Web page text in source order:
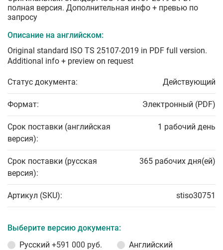
полная версия. Дополнительная инфо + превью по
запросу
Описание на английском:
Original standard ISO TS 25107-2019 in PDF full version.
Additional info + preview on request
Статус документа: Действующий
Формат: Электронный (PDF)
Срок поставки (английская
версия):
1 рабочий день
Срок поставки (русская
версия):
365 рабочих дня(ей)
Артикул (SKU): stiso30751
Выберите версию документа:
Русский +591 000 руб. Английский